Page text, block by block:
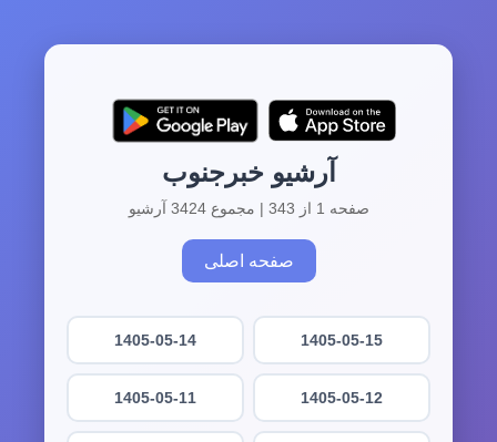
آرشیو خبرجنوب
صفحه 1 از 343 | مجموع 3424 آرشیو
صفحه اصلی
1405-05-15
1405-05-14
1405-05-12
1405-05-11